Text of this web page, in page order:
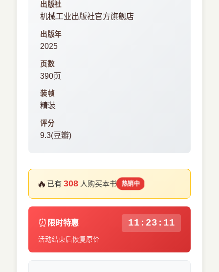
出版社
机械工业出版社官方旗舰店
出版年
2025
页数
390页
装帧
精装
评分
9.3(豆瓣)
🔥 已有308 人购买本书 热销中
⏰ 限时特惠 11:23:10
活动结束后恢复原价